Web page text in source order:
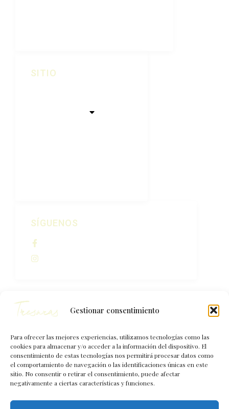
Gestionar consentimiento
Para ofrecer las mejores experiencias, utilizamos tecnologías como las
cookies para almacenar y/o acceder a la información del dispositivo. El
consentimiento de estas tecnologías nos permitirá procesar datos como
el comportamiento de navegación o las identificaciones únicas en este
sitio. No consentir o retirar el consentimiento, puede afectar
negativamente a ciertas características y funciones.
Calle Mayor, 17, Aras, cp. 31239,
Navarra
614 798 472
SÍGUENOS
SITIO